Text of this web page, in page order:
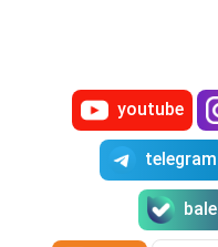
youtube
telegram
bale